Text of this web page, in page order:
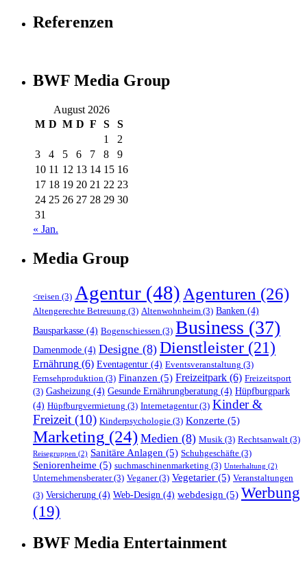
Referenzen
BWF Media Group
August 2026
M D M D F S
S
1
2
3
4 5 6 7 8
9
10 11 12 13 14 15 16
17 18 19 20 21 22 23
24 25 26 27 28 29 30
31
« Jan.
Media Group
<reisen (3) Agentur (48) Agenturen (26)
Altengerechte Betreuung (3) Altenwohnheim (3) Banken (4)
Bausparkasse (4) Bogenschiessen (3) Business (37)
Damenmode (4) Designe (8) Dienstleister (21)
Ernährung (6) Eventagentur (4) Eventsveranstaltung (3)
Fernsehproduktion (3) Finanzen (5) Freizeitpark (6) Freizeitsport
(3) Gasheizung (4) Gesunde Ernährungberatung (4) Hüpfburgpark
(4) Hüpfburgvermietung (3) Internetagentur(3) Kinder &
Freizeit (10) Kinderpsychologie (3) Konzerte (5)
Marketing (24) Medien (8) Musik (3) Rechtsanwalt (3)
Reisegruppen (2) Sanitäre Anlagen (5) Schuhgeschäfte (3)
Seniorenheime (5) suchmaschinenmarketing (3) Unterhaltung (2)
Unternehmensberater(3) Veganer(3) Vegetarier (5) Veranstaltungen
(3) Versicherung (4) Web-Design (4) webdesign (5) Werbung
(19)
BWF Media Entertainment